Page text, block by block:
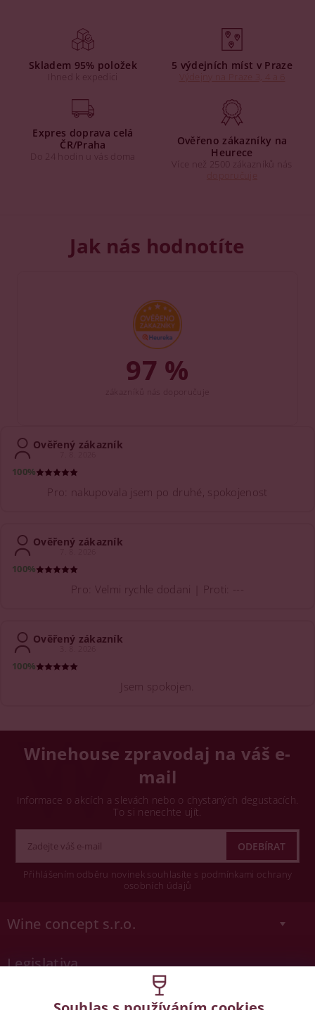
Skladem 95% položek
Ihned k expedici
5 výdejních míst v Praze
Expres doprava celá
ČR/Praha
Do 24 hodin u vás doma
Ověřeno zákazníky na
Heurece
Více než 2500 zákazníků nás
Jak nás hodnotíte
97 %
Ověřený zákazník
100%
Pro: nakupovala jsem po druhé, spokojenost
Ověřený zákazník
100%
Pro: Velmi rychle dodani | Proti: ---
Ověřený zákazník
100%
Jsem spokojen.
Winehouse zpravodaj na váš e-
mail
Informace o akcích a slevách nebo o chystaných degustacích.
To si nenechte ujít.
Přihlášením odběru novinek souhlasíte s podmínkami ochrany
osobních údajů
Wine concept s.r.o.
Legislativa
Zákaz prodeje alkoholických nápojů osobám